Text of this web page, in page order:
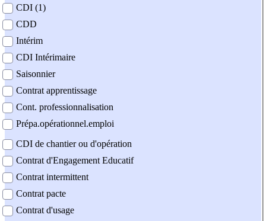
contrat
CDI (1)
CDD
Intérim
CDI Intérimaire
Saisonnier
Contrat apprentissage
Cont. professionnalisation
Prépa.opérationnel.emploi
CDI de chantier ou d'opération
Contrat d'Engagement Educatif
Contrat intermittent
Contrat pacte
Contrat d'usage